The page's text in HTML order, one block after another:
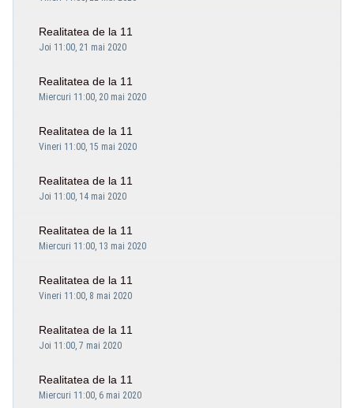
Realitatea de la 11
Joi 11:00, 21 mai 2020
Realitatea de la 11
Miercuri 11:00, 20 mai 2020
Realitatea de la 11
Vineri 11:00, 15 mai 2020
Realitatea de la 11
Joi 11:00, 14 mai 2020
Realitatea de la 11
Miercuri 11:00, 13 mai 2020
Realitatea de la 11
Vineri 11:00, 8 mai 2020
Realitatea de la 11
Joi 11:00, 7 mai 2020
Realitatea de la 11
Miercuri 11:00, 6 mai 2020